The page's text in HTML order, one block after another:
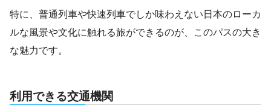
特に、普通列車や快速列車でしか味わえない日本のローカ
ルな風景や文化に触れる旅ができるのが、このパスの大き
な魅力です。
利用できる交通機関